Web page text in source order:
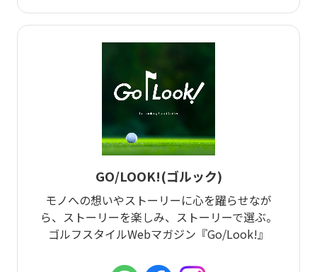
GO/LOOK!(ゴルック)
モノへの想いやストーリーに心を躍らせなが
ら、ストーリーを楽しみ、ストーリーで選ぶ。
ゴルフスタイルWebマガジン『Go/Look!』